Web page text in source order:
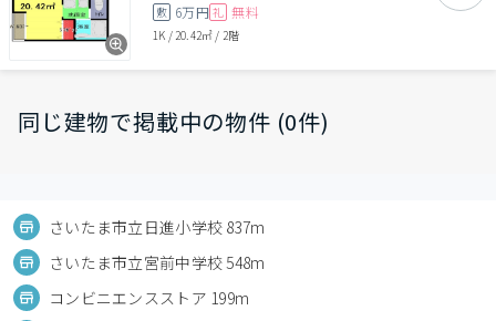
敷 6万円 礼 無料
1K / 20.42㎡ / 2階
同じ建物で掲載中の物件 (0件)
さいたま市立日進小学校 837m
さいたま市立宮前中学校 548m
コンビニエンスストア 199m